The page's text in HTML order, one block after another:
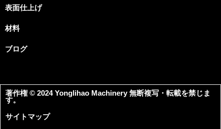
表面仕上げ
材料
ブログ
著作権 © 2024 Yonglihao Machinery 無断複写・転載を禁じま
す。
サイトマップ